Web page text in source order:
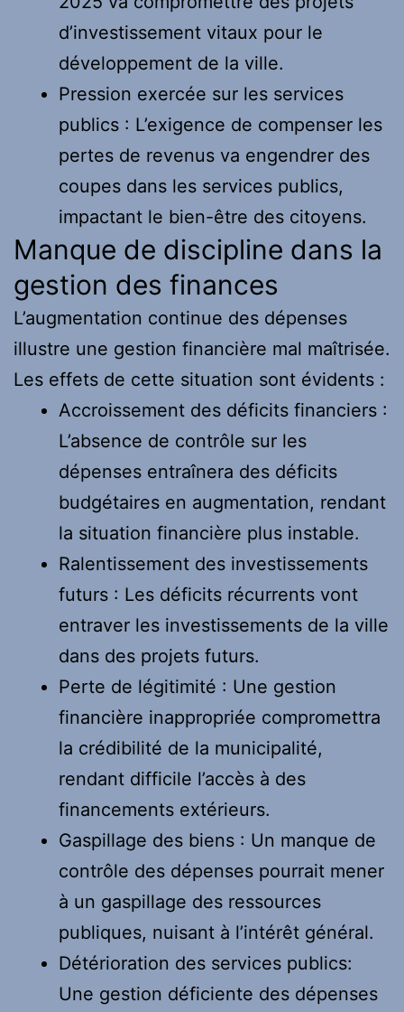
d’investissement vitaux pour le
développement de la ville.
Pression exercée sur les services
publics : L’exigence de compenser les
pertes de revenus va engendrer des
coupes dans les services publics,
impactant le bien-être des citoyens.
Manque de discipline dans la
gestion des finances
L’augmentation continue des dépenses
illustre une gestion financière mal maîtrisée.
Les effets de cette situation sont évidents :
Accroissement des déficits financiers :
L’absence de contrôle sur les
dépenses entraînera des déficits
budgétaires en augmentation, rendant
la situation financière plus instable.
Ralentissement des investissements
futurs : Les déficits récurrents vont
entraver les investissements de la ville
dans des projets futurs.
Perte de légitimité : Une gestion
financière inappropriée compromettra
la crédibilité de la municipalité,
rendant difficile l’accès à des
financements extérieurs.
Gaspillage des biens : Un manque de
contrôle des dépenses pourrait mener
à un gaspillage des ressources
publiques, nuisant à l’intérêt général.
Détérioration des services publics:
Une gestion déficiente des dépenses